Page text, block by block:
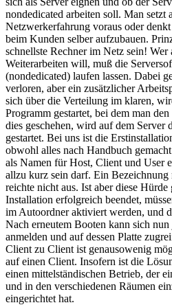
nondedicated arbeiten soll. Man setzt
Netzwerkerfahrung voraus oder
beim Kunden selber aufzubauen.
schnellste Rechner im Netz sein! Wer
Weiterarbeiten will, muß die
(nondedicated) laufen lassen. Dabei
verloren, aber ein zusätzlicher
sich über die Verteilung im klaren,
Programm gestartet, bei dem man
dies geschehen, wird auf dem Server
gestartet. Bei uns ist die
obwohl alles nach Handbuch
als Namen für Host, Client und User
allzu kurz sein darf. Ein
reichte nicht aus. Ist aber diese
Installation erfolgreich beendet,
im Autoordner aktiviert werden, und
Nach erneutem Booten kann sich
anmelden und auf dessen Platte
Client zu Client ist genausowenig
auf einen Client. Insofern ist die
einen mittelständischen Betrieb, der
und in den verschiedenen Räumen
eingerichtet hat.